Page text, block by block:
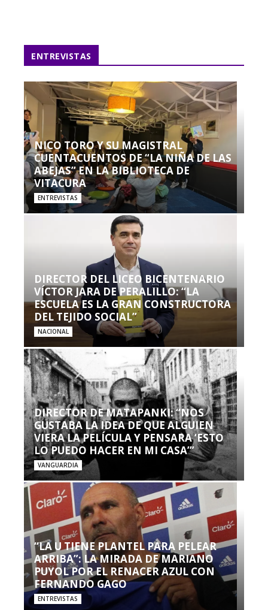
ENTREVISTAS
NICO TORO Y SU MAGISTRAL
CUENTACUENTOS DE “LA NIÑA DE LAS
ABEJAS” EN LA BIBLIOTECA DE
VITACURA
ENTREVISTAS
DIRECTOR DEL LICEO BICENTENARIO
VÍCTOR JARA DE PERALILLO: “LA
ESCUELA ES LA GRAN CONSTRUCTORA
DEL TEJIDO SOCIAL”
NACIONAL
DIRECTOR DE MATAPANKI: “NOS
GUSTABA LA IDEA DE QUE ALGUIEN
VIERA LA PELÍCULA Y PENSARA ‘ESTO
LO PUEDO HACER EN MI CASA’”
VANGUARDIA
“LA U TIENE PLANTEL PARA PELEAR
ARRIBA”: LA MIRADA DE MARIANO
PUYOL POR EL RENACER AZUL CON
FERNANDO GAGO
ENTREVISTAS